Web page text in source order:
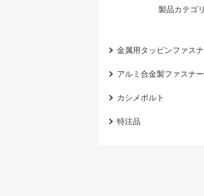
製品カテゴ
金属用タッピンファス
アルミ合金製ファスナー
カシメボルト
特注品